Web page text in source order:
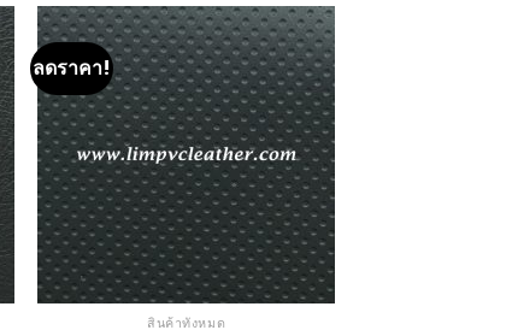
ลดราคา!
Add to
Wishlist
สินค้าทั้งหมด